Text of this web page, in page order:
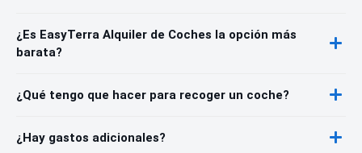
¿Es EasyTerra Alquiler de Coches la opción más
barata?
¿Qué tengo que hacer para recoger un coche?
¿Hay gastos adicionales?